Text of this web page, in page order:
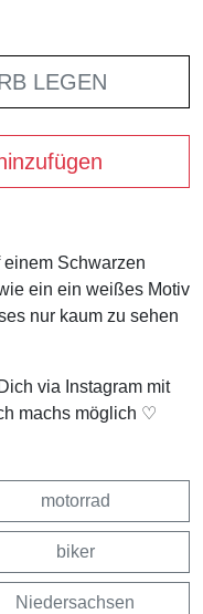
LEGEN
Schwarzen
ein ein weißes Motiv
nur kaum zu sehen
via Instagram mit
machs möglich ♡
motorrad
biker
Niedersachsen